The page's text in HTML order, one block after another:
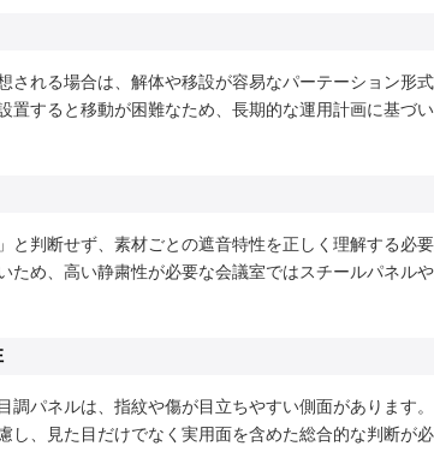
される場合は、解体や移設が容易なパーテーション形
置すると移動が困難なため、長期的な運用計画に基づ
と判断せず、素材ごとの遮音特性を正しく理解する必
ため、高い静粛性が必要な会議室ではスチールパネル
調パネルは、指紋や傷が目立ちやすい側面があります
し、見た目だけでなく実用面を含めた総合的な判断が必